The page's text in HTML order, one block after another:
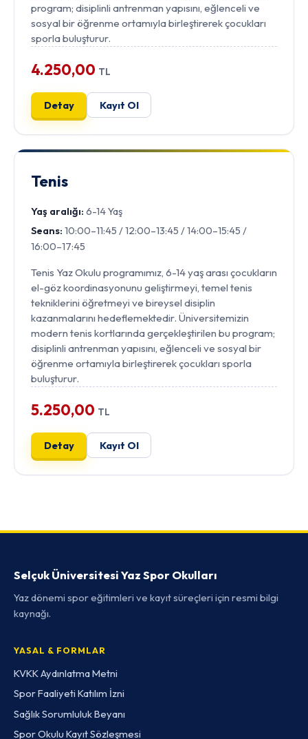
program; disiplinli antrenman yapısını, eğlenceli ve
sosyal bir öğrenme ortamıyla birleştirerek çocukları
sporla buluşturur.
4.250,00 TL
Detay Kayıt Ol
Tenis
Yaş aralığı: 6-14 Yaş
Seans: 10:00–11:45 / 12:00–13:45 / 14:00–15:45 /
16:00–17:45
Tenis Yaz Okulu programımız, 6-14 yaş arası çocukların
el-göz koordinasyonunu geliştirmeyi, temel tenis
tekniklerini öğretmeyi ve bireysel disiplin
kazanmalarını hedeflemektedir. Üniversitemizin
modern tenis kortlarında gerçekleştirilen bu program;
disiplinli antrenman yapısını, eğlenceli ve sosyal bir
öğrenme ortamıyla birleştirerek çocukları sporla
buluşturur.
5.250,00 TL
Detay Kayıt Ol
Selçuk Üniversitesi Yaz Spor Okulları
Yaz dönemi spor eğitimleri ve kayıt süreçleri için resmi bilgi
kaynağı.
YASAL & FORMLAR
KVKK Aydınlatma Metni
Spor Faaliyeti Katılım İzni
Sağlık Sorumluluk Beyanı
Spor Okulu Kayıt Sözleşmesi